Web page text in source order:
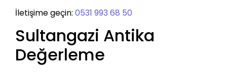
İletişime geçin: 0531 993 68 50
Sultangazi Antika
Değerleme